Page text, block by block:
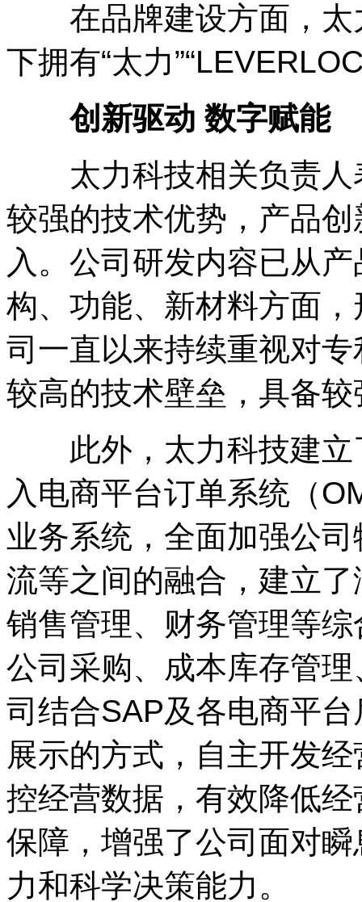
在品牌建设方面，太
下拥有“太力
创新驱动 数字赋能
太力科技相关负责人
较强的技术优势，产品
入。公司研发内容已从
构、功能、新材料方面
司一直以来持续重视对
较高的技术壁垒，具备
此外，太力科技建立
入电商平台订单系统（
业务系统，全面加强公
流等之间的融合，建立
销售管理、财务管理等
公司采购、成本库存管
司结合SAP及各电商平
展示的方式，自主开发
控经营数据，有效降低
保障，增强了公司面对
力和科学决策能力。